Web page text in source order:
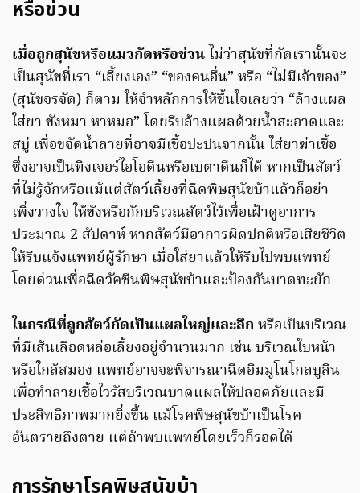
หรือข่วน
เมื่อถูกสุนัขหรือแมวกัดหรือข่วน ไม่ว่าสุนัขที่กัดเรานั้นจะ
เป็นสุนัขที่เรา “เลี้ยงเอง” “ของคนอื่น” หรือ “ไม่มีเจ้าของ”
(สุนัขจรจัด) ก็ตาม ให้จำหลักการให้ขึ้นใจเลยว่า “ล้างแผล
ใส่ยา ขังหมา หาหมอ” โดยรีบล้างแผลด้วยน้ำสะอาดและ
สบู่ เพื่อขจัดน้ำลายที่อาจมีเชื้อปะปนจากนั้น ใส่ยาฆ่าเชื้อ
ซึ่งอาจเป็นทิงเจอร์ไอโอดีนหรือเบตาดีนก็ได้ หากเป็นสัตว์
ที่ไม่รู้จักหรือแม้แต่สัตว์เลี้ยงที่ฉีดพิษสุนัขบ้าแล้วก็อย่า
เพิ่งวางใจ ให้ขังหรือกักบริเวณสัตว์ไว้เพื่อเฝ้าดูอาการ
ประมาณ 2 สัปดาห์ หากสัตว์มีอาการผิดปกติหรือเสียชีวิต
ให้รีบแจ้งแพทย์ผู้รักษา เมื่อใส่ยาแล้วให้รีบไปพบแพทย์
โดยด่วนเพื่อฉีดวัคซีนพิษสุนัขบ้าและป้องกันบาดทะยัก
ในกรณีที่ถูกสัตว์กัดเป็นแผลใหญ่และลึก หรือเป็นบริเวณ
ที่มีเส้นเลือดหล่อเลี้ยงอยู่จำนวนมาก เช่น บริเวณใบหน้า
หรือใกล้สมอง แพทย์อาจจะพิจารณาฉีดอิมมูโนโกลบูลิน
เพื่อทำลายเชื้อไวรัสบริเวณบาดแผลให้ปลอดภัยและมี
ประสิทธิภาพมากยิ่งขึ้น แม้โรคพิษสุนัขบ้าเป็นโรค
อันตรายถึงตาย แต่ถ้าพบแพทย์โดยเร็วก็รอดได้